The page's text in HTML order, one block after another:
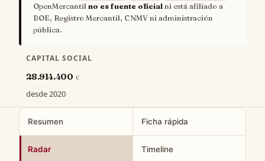
OpenMercantil no es fuente oficial ni está afiliado a
BOE, Registro Mercantil, CNMV ni administración
pública.
CAPITAL SOCIAL
28.914.400 €
desde 2020
Resumen Ficha rápida
Radar Timeline